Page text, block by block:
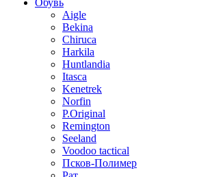
Обувь
Aigle
Bekina
Chiruсa
Harkila
Huntlandia
Itasca
Kenetrek
Norfin
P.Original
Remington
Seeland
Voodoo tactical
Псков-Полимер